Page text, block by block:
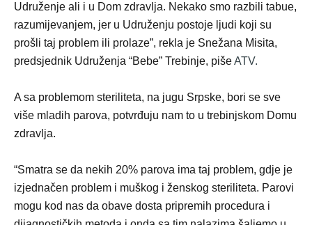
Udruženje ali i u Dom zdravlja. Nekako smo razbili tabue,
razumijevanjem, jer u Udruženju postoje ljudi koji su
prošli taj problem ili prolaze”, rekla je Snežana Misita,
predsjednik Udruženja “Bebe” Trebinje, pišeATV.
A sa problemom steriliteta, na jugu Srpske, bori se sve
više mladih parova, potvrđuju nam to u trebinjskom Domu
zdravlja.
“Smatra se da nekih 20% parova ima taj problem, gdje je
izjednačen problem i muškog i ženskog steriliteta. Parovi
mogu kod nas da obave dosta pripremih procedura i